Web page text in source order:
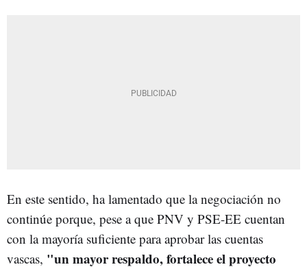
En este sentido, ha lamentado que la negociación no
continúe porque, pese a que PNV y PSE-EE cuentan
con la mayoría suficiente para aprobar las cuentas
vascas, "un mayor respaldo, fortalece el proyecto